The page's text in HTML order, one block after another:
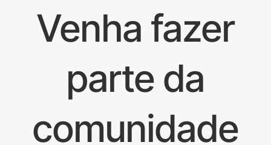
Venha fazer
parte da
comunidade